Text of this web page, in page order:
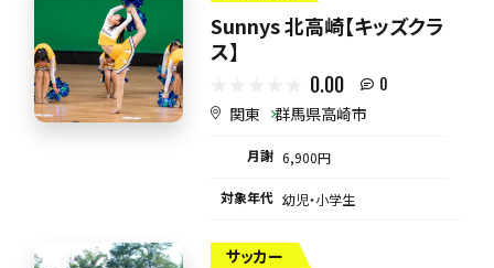
Sunnys 北高崎【キッズクラ
ス】
0.00 0
関東 群馬県高崎市
月謝 6,900円
対象年代 幼児・小学生
サッカー